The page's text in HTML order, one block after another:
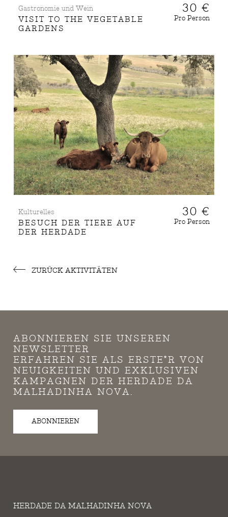
Gastronomie und Wein
VISIT TO THE VEGETABLE
GARDENS
30 €
Pro Person
Kulturelles
BESUCH DER TIERE AUF
DER HERDADE
30 €
Pro Person
ZURÜCK AKTIVITÄTEN
ABONNIEREN SIE UNSEREN
NEWSLETTER
ERFAHREN SIE ALS ERSTE*R VON
NEUIGKEITEN UND EXKLUSIVEN
KAMPAGNEN DER HERDADE DA
MALHADINHA NOVA.
ABONNIEREN
HERDADE DA MALHADINHA NOVA